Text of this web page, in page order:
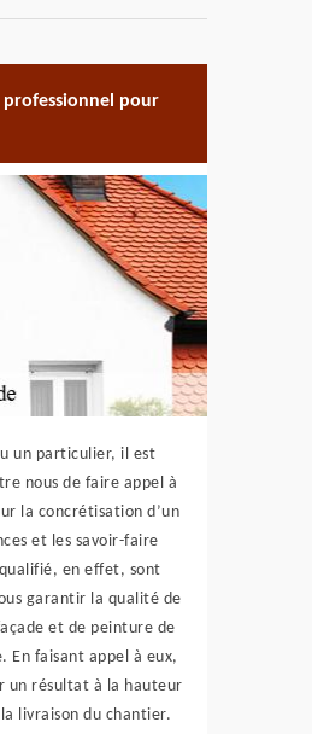
professionnel pour
un particulier, il est
nous de faire appel à
la concrétisation d’un
et les savoir-faire
en effet, sont
garantir la qualité de
et de peinture de
En faisant appel à eux,
un résultat à la hauteur
livraison du chantier.